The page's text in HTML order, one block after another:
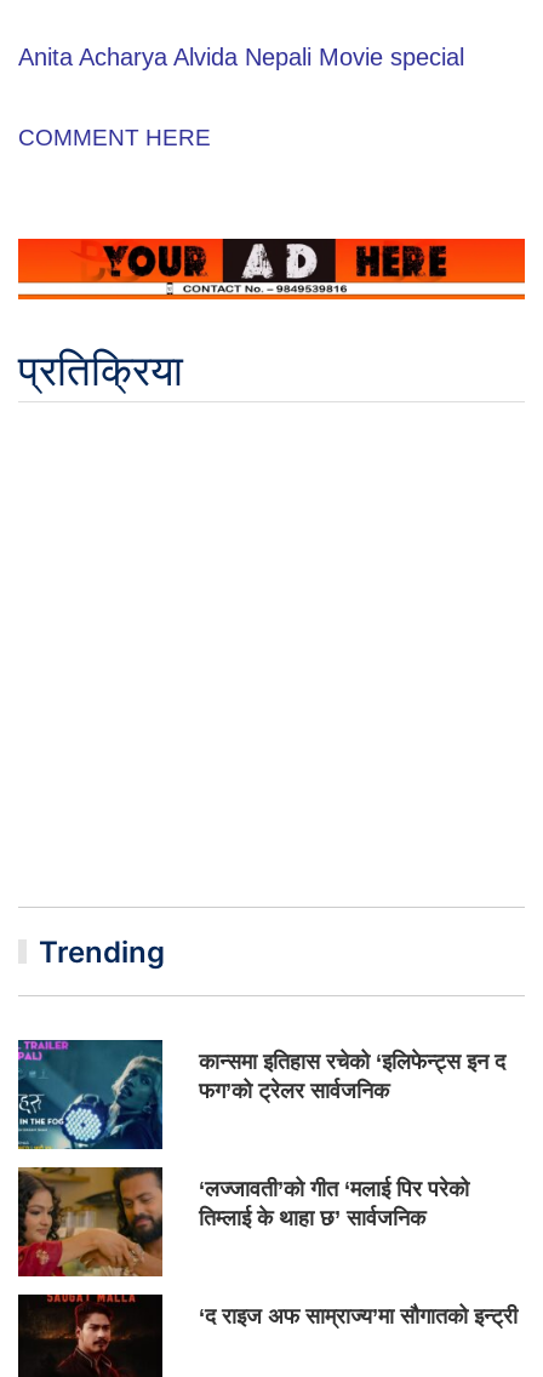
Anita Acharya Alvida Nepali Movie special
COMMENT HERE
प्रतिक्रिया
Trending
कान्समा इतिहास रचेको ‘इलिफेन्ट्स इन द
फग’को ट्रेलर सार्वजनिक
‘लज्जावती’को गीत ‘मलाई पिर परेको
तिम्लाई के थाहा छ’ सार्वजनिक
‘द राइज अफ साम्राज्य’मा सौगातको इन्ट्री